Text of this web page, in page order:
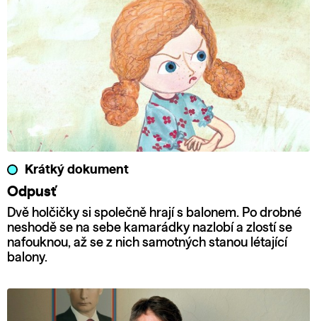
Krátký dokument
Odpusť
Dvě holčičky si společně hrají s balonem. Po drobné
neshodě se na sebe kamarádky nazlobí a zlostí se
nafouknou, až se z nich samotných stanou létající
balony.